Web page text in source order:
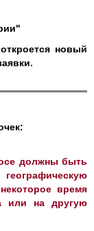
новый
должны быть
время
или на другую